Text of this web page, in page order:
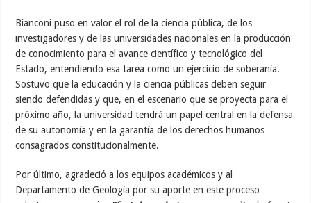
Bianconi puso en valor el rol de la ciencia pública, de los
investigadores y de las universidades nacionales en la producción
de conocimiento para el avance científico y tecnológico del
Estado, entendiendo esa tarea como un ejercicio de soberanía.
Sostuvo que la educación y la ciencia públicas deben seguir
siendo defendidas y que, en el escenario que se proyecta para el
próximo año, la universidad tendrá un papel central en la defensa
de su autonomía y en la garantía de los derechos humanos
consagrados constitucionalmente.
Por último, agradeció a los equipos académicos y al
Departamento de Geología por su aporte en este proceso